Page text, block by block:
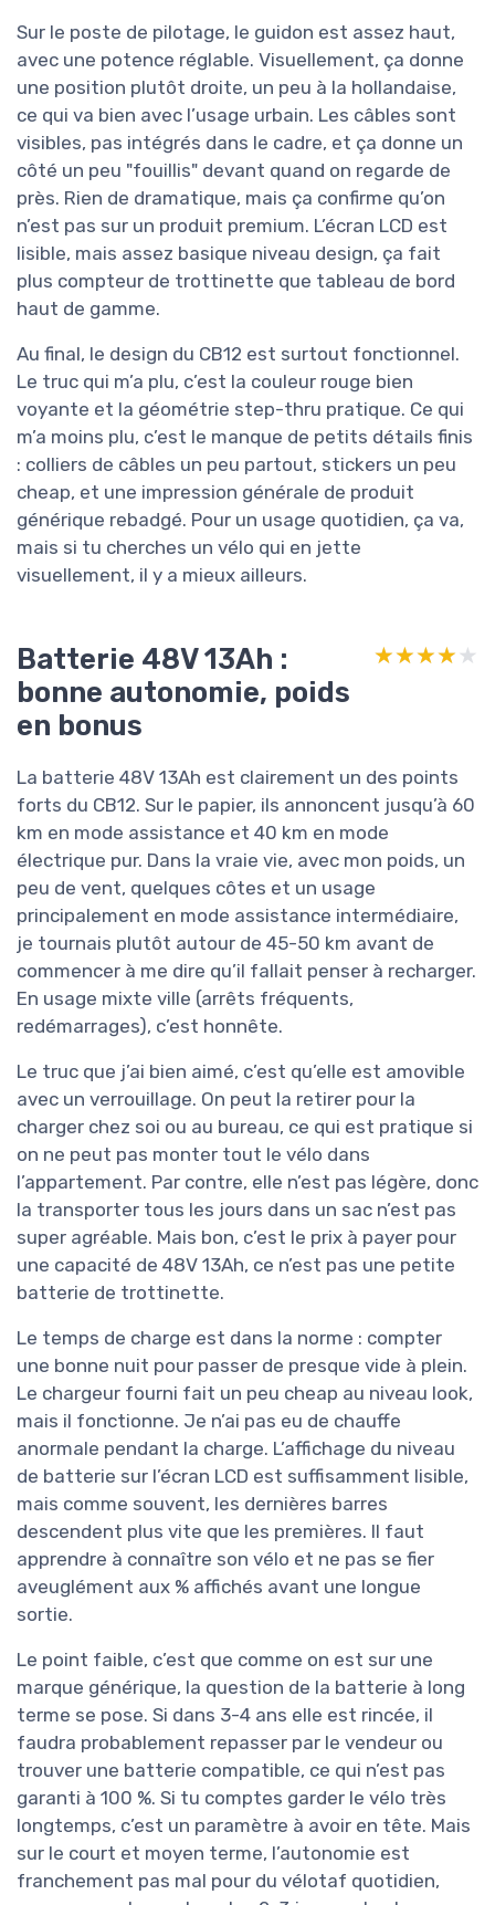
Sur le poste de pilotage, le guidon est assez haut,
avec une potence réglable. Visuellement, ça donne
une position plutôt droite, un peu à la hollandaise,
ce qui va bien avec l’usage urbain. Les câbles sont
visibles, pas intégrés dans le cadre, et ça donne un
côté un peu "fouillis" devant quand on regarde de
près. Rien de dramatique, mais ça confirme qu’on
n’est pas sur un produit premium. L’écran LCD est
lisible, mais assez basique niveau design, ça fait
plus compteur de trottinette que tableau de bord
haut de gamme.
Au final, le design du CB12 est surtout fonctionnel.
Le truc qui m’a plu, c’est la couleur rouge bien
voyante et la géométrie step-thru pratique. Ce qui
m’a moins plu, c’est le manque de petits détails finis
: colliers de câbles un peu partout, stickers un peu
cheap, et une impression générale de produit
générique rebadgé. Pour un usage quotidien, ça va,
mais si tu cherches un vélo qui en jette
visuellement, il y a mieux ailleurs.
Batterie 48V 13Ah :
bonne autonomie, poids
en bonus
★★★★★
★★★★★
La batterie 48V 13Ah est clairement un des points
forts du CB12. Sur le papier, ils annoncent jusqu’à 60
km en mode assistance et 40 km en mode
électrique pur. Dans la vraie vie, avec mon poids, un
peu de vent, quelques côtes et un usage
principalement en mode assistance intermédiaire,
je tournais plutôt autour de 45-50 km avant de
commencer à me dire qu’il fallait penser à recharger.
En usage mixte ville (arrêts fréquents,
redémarrages), c’est honnête.
Le truc que j’ai bien aimé, c’est qu’elle est amovible
avec un verrouillage. On peut la retirer pour la
charger chez soi ou au bureau, ce qui est pratique si
on ne peut pas monter tout le vélo dans
l’appartement. Par contre, elle n’est pas légère, donc
la transporter tous les jours dans un sac n’est pas
super agréable. Mais bon, c’est le prix à payer pour
une capacité de 48V 13Ah, ce n’est pas une petite
batterie de trottinette.
Le temps de charge est dans la norme : compter
une bonne nuit pour passer de presque vide à plein.
Le chargeur fourni fait un peu cheap au niveau look,
mais il fonctionne. Je n’ai pas eu de chauffe
anormale pendant la charge. L’affichage du niveau
de batterie sur l’écran LCD est suffisamment lisible,
mais comme souvent, les dernières barres
descendent plus vite que les premières. Il faut
apprendre à connaître son vélo et ne pas se fier
aveuglément aux % affichés avant une longue
sortie.
Le point faible, c’est que comme on est sur une
marque générique, la question de la batterie à long
terme se pose. Si dans 3-4 ans elle est rincée, il
faudra probablement repasser par le vendeur ou
trouver une batterie compatible, ce qui n’est pas
garanti à 100 %. Si tu comptes garder le vélo très
longtemps, c’est un paramètre à avoir en tête. Mais
sur le court et moyen terme, l’autonomie est
franchement pas mal pour du vélotaf quotidien,